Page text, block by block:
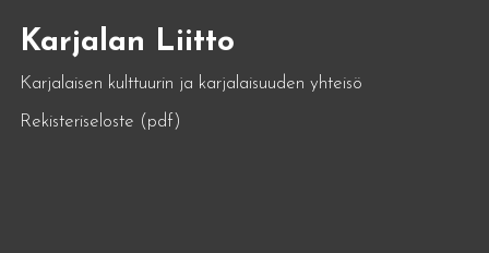
Karjalan Liitto
Karjalaisen kulttuurin ja karjalaisuuden yhteisö
Rekisteriseloste (pdf)